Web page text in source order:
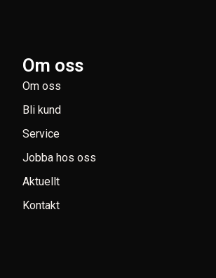
Om oss
Om oss
Bli kund
Service
Jobba hos oss
Aktuellt
Kontakt